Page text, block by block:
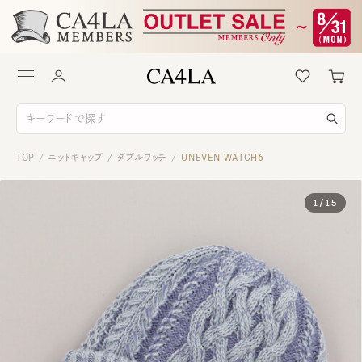
TOP / ニットキャップ / ダブルワッチ / UNEVEN WATCH6
1 / 15